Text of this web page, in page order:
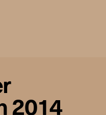
2014